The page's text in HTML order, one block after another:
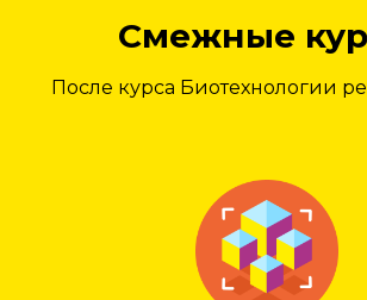
Смежные
После курса Биотехнологии